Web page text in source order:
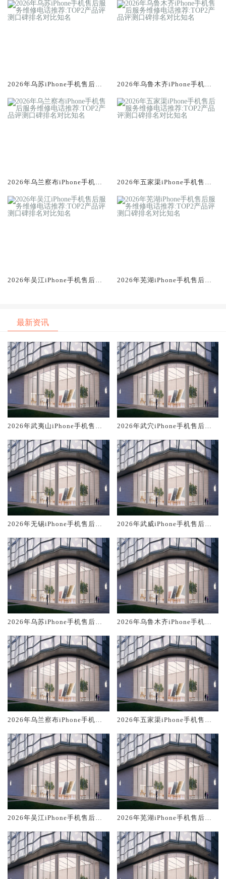
2026年乌苏iPhone手机售后服
口碑排名对比知名
2026年乌鲁木齐iPhone手机售
评测口碑排名对比知名
2026年乌兰察布iPhone手机售
评测口碑排名对比知名
2026年五家渠iPhone手机售后
测口碑排名对比知名
2026年吴江iPhone手机售后服
2026年芜湖iPhone手机售后服
最新资讯
2026年武夷山iPhone手机售后
测口碑排名对比知名
2026年武穴iPhone手机售后服
口碑排名对比知名
2026年无锡iPhone手机售后服
口碑排名对比知名
2026年武威iPhone手机售后服
口碑排名对比知名
2026年乌苏iPhone手机售后服
口碑排名对比知名
2026年乌鲁木齐iPhone手机售
评测口碑排名对比知名
2026年乌兰察布iPhone手机售
评测口碑排名对比知名
2026年五家渠iPhone手机售后
测口碑排名对比知名
2026年吴江iPhone手机售后服
口碑排名对比知名
2026年芜湖iPhone手机售后服
口碑排名对比知名